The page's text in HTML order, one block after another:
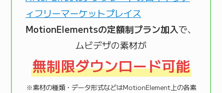
MotionElementsの定額制プラン加入で、
ムビデザの素材が
無制限ダウンロード可能
※素材の種類・データ形式などはMotionElement上の各素